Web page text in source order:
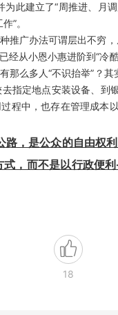
为此建立了“周推进、月
”。
广办法可谓层出不穷，
经从小恩小惠进阶到“冷
那么多人“不识抬举”？
指定地点安装设备、
程中，也存在管理成
路，是公众的自由权
式，而不是以行政
18